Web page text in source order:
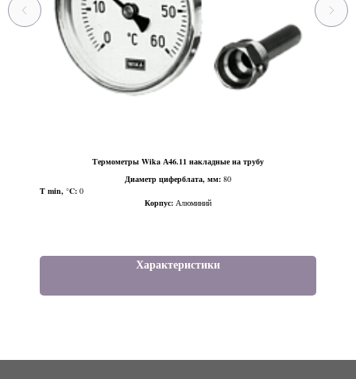
Термометры Wika А46.11 накладные на трубу
Диаметр циферблата, мм: 80
T min, °C: 0
Корпус: Алюминий
Характеристики